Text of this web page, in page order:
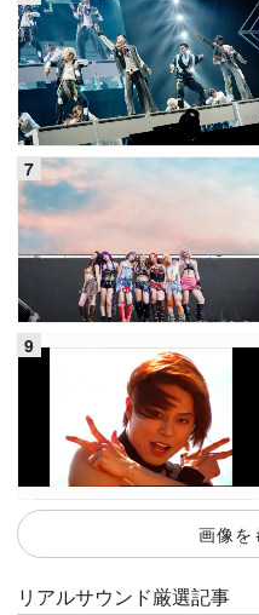
画像を
リアルサウンド厳選記事